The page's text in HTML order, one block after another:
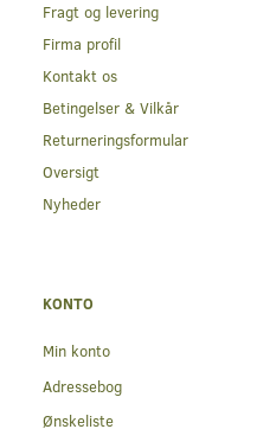
Fragt og levering
Firma profil
Kontakt os
Betingelser & Vilkår
Returneringsformular
Oversigt
Nyheder
KONTO
Min konto
Adressebog
Ønskeliste